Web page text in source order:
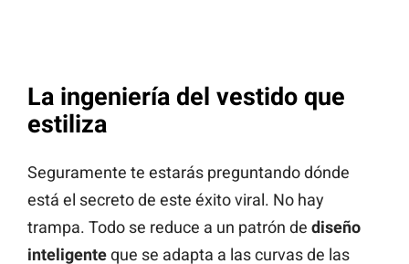
La ingeniería del vestido que
estiliza
Seguramente te estarás preguntando dónde
está el secreto de este éxito viral. No hay
trampa. Todo se reduce a un patrón de diseño
inteligenteque se adapta a las curvas de las